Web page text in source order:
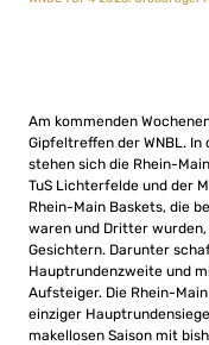
Am kommenden
Gipfeltreffen der WNBL. In
stehen sich die Rhein-
TuS Lichterfelde und der
Rhein-Main Baskets, die
waren und Dritter
Gesichtern. Darunter
Hauptrundenzweite und
Aufsteiger. Die Rhein-
einziger
makellosen Saison mit